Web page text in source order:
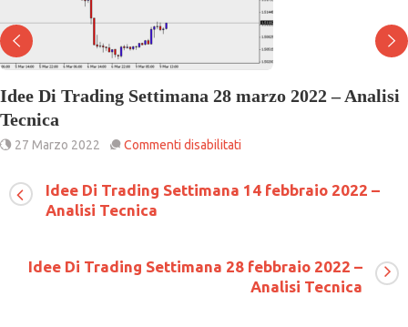
Idee Di Trading Settimana 28 marzo 2022 – Analisi
Tecnica
27 Marzo 2022 Commenti disabilitati
Trading
2022
–
Analisi
Idee Di Trading Settimana 14 febbraio 2022 –
Analisi Tecnica
Idee Di Trading Settimana 28 febbraio 2022 –
Analisi Tecnica